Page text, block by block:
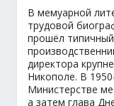
В мемуарной
трудовой
прошёл
директора
Никополе. В
Министерстве
а затем глава